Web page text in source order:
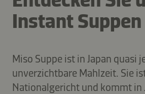
Instant Suppen
Miso Suppe ist in Japan quasi
unverzichtbare Mahlzeit. Sie
Nationalgericht und kommt in